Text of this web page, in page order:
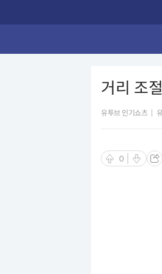
거리 조절
유투브 인기쇼츠
0